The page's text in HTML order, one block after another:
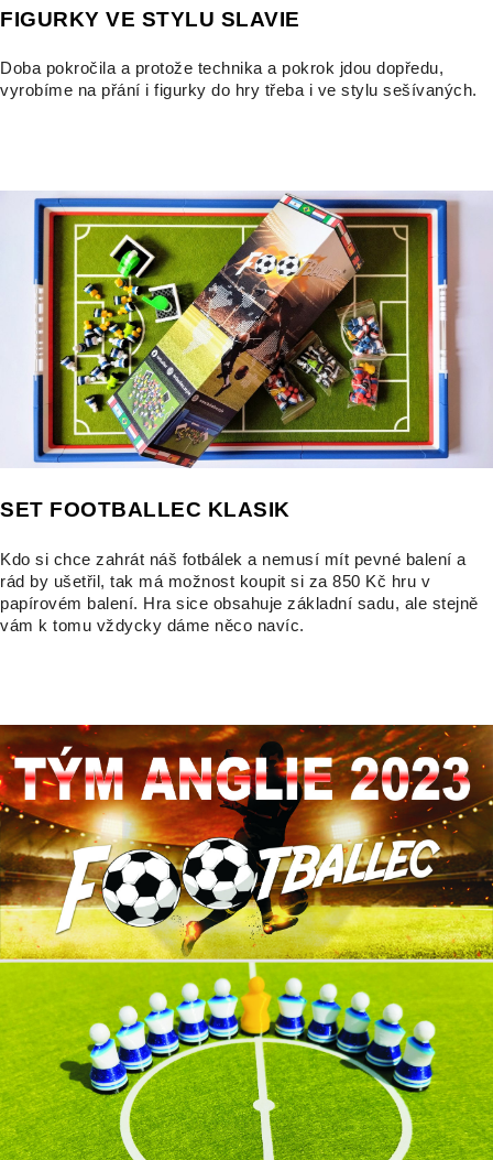
FIGURKY VE STYLU SLAVIE
Doba pokročila a protože technika a pokrok jdou dopředu,
vyrobíme na přání i figurky do hry třeba i ve stylu sešívaných.
SET FOOTBALLEC KLASIK
Kdo si chce zahrát náš fotbálek a nemusí mít pevné balení a
rád by ušetřil, tak má možnost koupit si za 850 Kč hru v
papírovém balení. Hra sice obsahuje základní sadu, ale stejně
vám k tomu vždycky dáme něco navíc.